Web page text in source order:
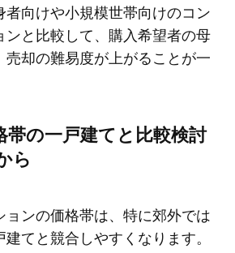
向けや小規模世帯向けのコン
ンと比較して、購入希望者の母
却の難易度が上がることが一
帯の一戸建てと比較検討
ら
ョンの価格帯は、特に郊外では
てと競合しやすくなります。